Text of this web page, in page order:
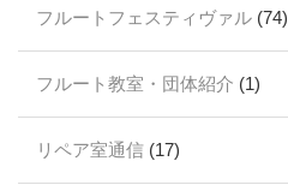
フルートフェスティヴァル (74)
フルート教室・団体紹介 (1)
リペア室通信 (17)